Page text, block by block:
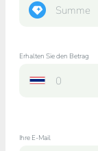
Erhalten Sie den Betrag
Ihre E-Mail